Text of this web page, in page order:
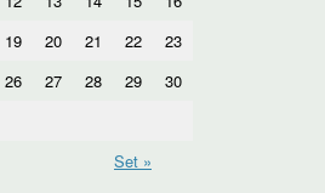
19 20 21 22
23
26 27 28 29
30
Set »